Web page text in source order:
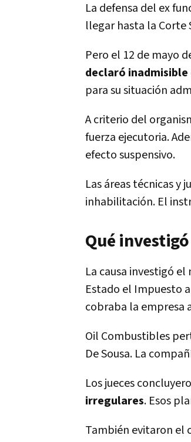
La defensa del ex
llegar hasta la Corte
Pero el 12 de mayo
declaró
para su situación
A criterio del
fuerza ejecutoria.
efecto suspensivo.
Las áreas técnicas
inhabilitación. El
Qué
La causa investigó
Estado el Impuesto
cobraba la empresa
Oil Combustibles
De Sousa. La
Los jueces
irregulares. Esos
También evitaron el